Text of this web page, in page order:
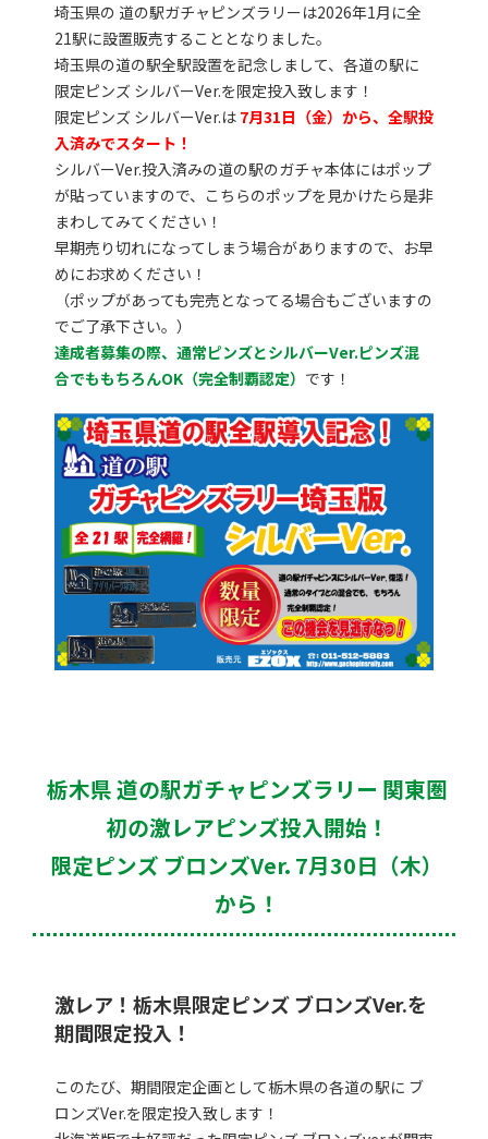
埼玉県の 道の駅ガチャピンズラリーは2026年1月に全
21駅に設置販売することとなりました。
埼玉県の道の駅全駅設置を記念しまして、各道の駅に
限定ピンズ シルバーVer.を限定投入致します！
限定ピンズ シルバーVer.は 7月31日（金）から、全駅投
入済みでスタート！
シルバーVer.投入済みの道の駅のガチャ本体にはポップ
が貼っていますので、こちらのポップを見かけたら是非
まわしてみてください！
早期売り切れになってしまう場合がありますので、お早
めにお求めください！
（ポップがあっても完売となってる場合もございますの
でご了承下さい。）
達成者募集の際、通常ピンズとシルバーVer.ピンズ混
合でももちろんOK（完全制覇認定） です！
栃木県 道の駅ガチャピンズラリー 関東圏
初の激レアピンズ投入開始！
限定ピンズ ブロンズVer. 7月30日（木）
から！
激レア！栃木県限定ピンズ ブロンズVer.を
期間限定投入！
このたび、期間限定企画として栃木県の各道の駅に ブ
ロンズVer.を限定投入致します！